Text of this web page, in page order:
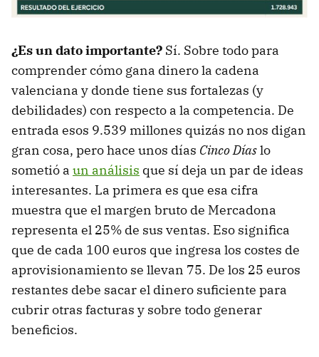
¿Es un dato importante? Sí. Sobre todo para
comprender cómo gana dinero la cadena
valenciana y donde tiene sus fortalezas (y
debilidades) con respecto a la competencia. De
entrada esos 9.539 millones quizás no nos digan
gran cosa, pero hace unos días Cinco Díaslo
sometió a un análisis que sí deja un par de ideas
interesantes. La primera es que esa cifra
muestra que el margen bruto de Mercadona
representa el 25% de sus ventas. Eso significa
que de cada 100 euros que ingresa los costes de
aprovisionamiento se llevan 75. De los 25 euros
restantes debe sacar el dinero suficiente para
cubrir otras facturas y sobre todo generar
beneficios.